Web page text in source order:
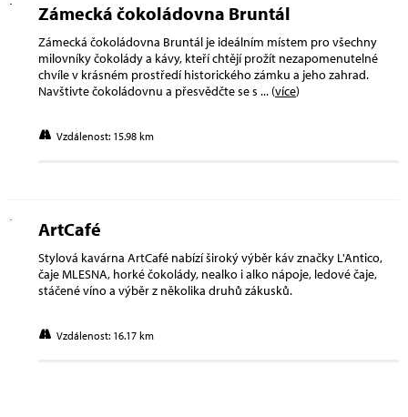
Zámecká čokoládovna Bruntál
Zámecká čokoládovna Bruntál je ideálním místem pro všechny
milovníky čokolády a kávy, kteří chtějí prožít nezapomenutelné
chvíle v krásném prostředí historického zámku a jeho zahrad.
Navštivte čokoládovnu a přesvědčte se s ... (více)
Vzdálenost: 15.98 km
ArtCafé
Stylová kavárna ArtCafé nabízí široký výběr káv značky L'Antico,
čaje MLESNA, horké čokolády, nealko i alko nápoje, ledové čaje,
stáčené víno a výběr z několika druhů zákusků.
Vzdálenost: 16.17 km